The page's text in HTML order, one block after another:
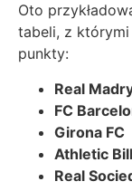
Oto
tabeli, z
punkty:
Real
FC
Girona FC
Athletic
Real